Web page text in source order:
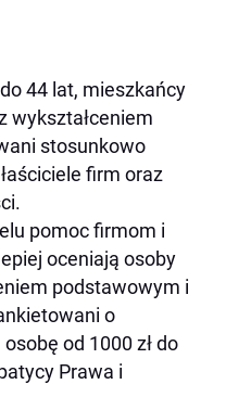
44 lat, mieszkańcy
wykształceniem
stosunkowo
firm oraz
pomoc firmom i
oceniają osoby
podstawowym i
o
od 1000 zł do
Prawa i